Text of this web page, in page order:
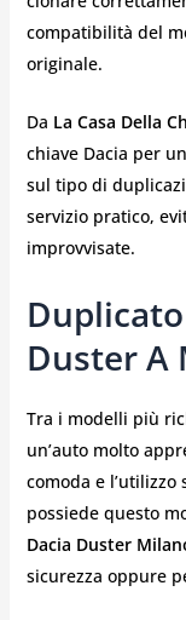
compatibilità del
originale.
Da La Casa Della
chiave Dacia per
sul tipo di
servizio pratico,
improvvisate.
Duster A
Tra i modelli più
un’auto molto
comoda e
possiede questo
Dacia Duster
sicurezza oppure